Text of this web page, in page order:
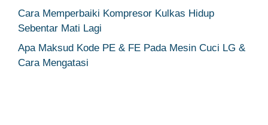
Cara Memperbaiki Kompresor Kulkas Hidup
Sebentar Mati Lagi
Apa Maksud Kode PE & FE Pada Mesin Cuci LG &
Cara Mengatasi